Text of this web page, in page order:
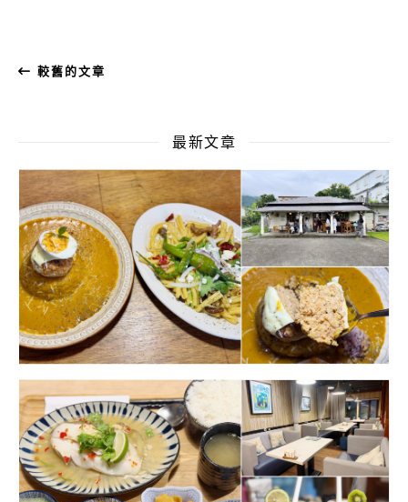
較舊的文章
最新文章